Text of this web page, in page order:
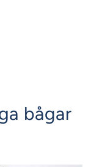
bågar